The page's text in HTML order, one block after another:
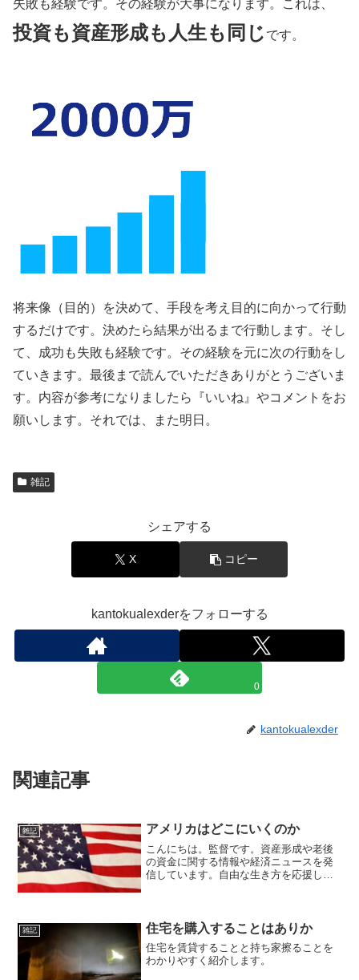
失敗も経験です。その経験が大事になります。これは、
投資も資産形成も人生も同じ です。
将来像（目的）を決めて、手段を考え目的に向かって行動
するだけです。決めたら結果が出るまで行動します。そし
て、成功も失敗も経験です。その経験を元に次の行動をし
ていきます。最後まで読んでいただきありがとうございま
す。内容が参考になりましたら『いいね』やコメントをお
願いします。それでは、また明日。
雑記
シェアする
X コピー
kantokualexderをフォローする
0
kantokualexder
関連記事
雑記 アメリカはどこにいくのか
こんにちは。監督です。資産形成や老後
の資金に関する情報や経済ニュースを発
信しています。自由な生き方を応援して
議会で予算が通らないと連...
雑記 住宅を購入することはありか
住宅を賃貸することと持ち家擦ることを
わかりやすく紹介します。